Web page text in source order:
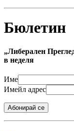
Бюлетин
„Либерален
в неделя
Име
Имейл адрес
Абонирай се